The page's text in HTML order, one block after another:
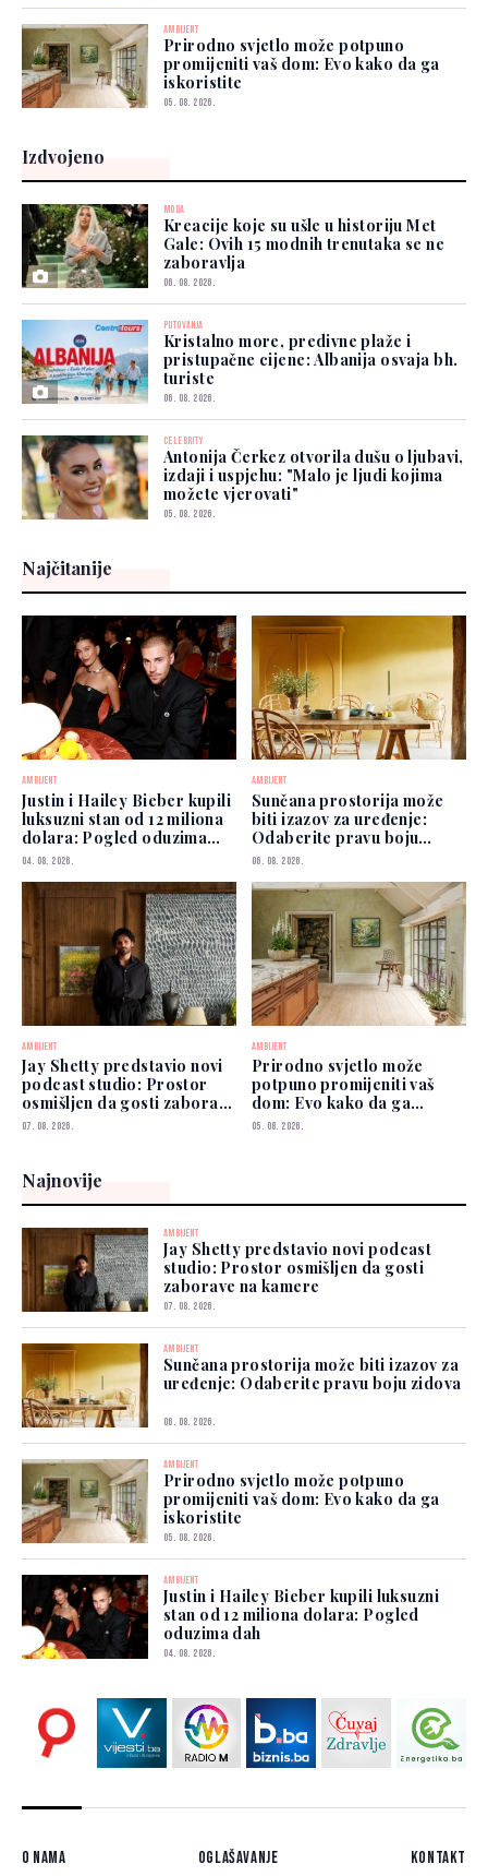
AMBIJENT
Prirodno svjetlo može potpuno
promijeniti vaš dom: Evo kako da ga
iskoristite
05. 08. 2026.
Izdvojeno
MODA
Kreacije koje su ušle u historiju Met
Gale: Ovih 15 modnih trenutaka se ne
zaboravlja
06. 08. 2026.
PUTOVANJA
Kristalno more, predivne plaže i
pristupačne cijene: Albanija osvaja bh.
turiste
06. 08. 2026.
CELEBRITY
Antonija Čerkez otvorila dušu o ljubavi,
izdaji i uspjehu: "Malo je ljudi kojima
možete vjerovati"
05. 08. 2026.
Najčitanije
AMBIJENT
Justin i Hailey Bieber kupili
luksuzni stan od 12 miliona
dolara: Pogled oduzima
dah
04. 08. 2026.
AMBIJENT
Sunčana prostorija može
biti izazov za uređenje:
Odaberite pravu boju
zidova
06. 08. 2026.
AMBIJENT
Jay Shetty predstavio novi
podcast studio: Prostor
osmišljen da gosti zaborave
na kamere
07. 08. 2026.
AMBIJENT
Prirodno svjetlo može
potpuno promijeniti vaš
dom: Evo kako da ga
iskoristite
05. 08. 2026.
Najnovije
AMBIJENT
Jay Shetty predstavio novi podcast
studio: Prostor osmišljen da gosti
zaborave na kamere
07. 08. 2026.
AMBIJENT
Sunčana prostorija može biti izazov za
uređenje: Odaberite pravu boju zidova
06. 08. 2026.
AMBIJENT
Prirodno svjetlo može potpuno
promijeniti vaš dom: Evo kako da ga
iskoristite
05. 08. 2026.
AMBIJENT
Justin i Hailey Bieber kupili luksuzni
stan od 12 miliona dolara: Pogled
oduzima dah
04. 08. 2026.
O nama Oglašavanje Kontakt